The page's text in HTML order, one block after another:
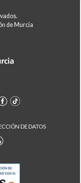
de Murcia
DE DATOS